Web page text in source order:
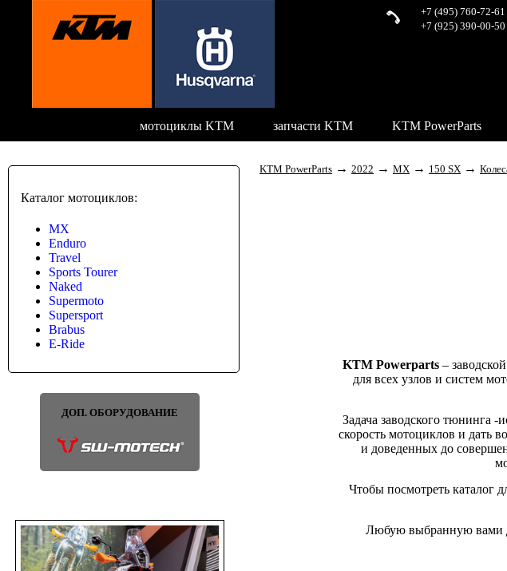
+7 (495) 760-72-61
+7 (925) 390-00-50
мотоциклы KTM запчасти KTM KTM PowerParts
Каталог мотоциклов:
MX
Enduro
Travel
Sports Tourer
Naked
Supermoto
Supersport
Brabus
E-Ride
ДОП. ОБОРУДОВАНИЕ
KTM PowerParts → 2022 → MX → 150 SX →
KTM Powerparts–
для всех узлов и систем
Задача заводского тюнинга
скорость мотоциклов и дать
и доведенных до
Чтобы посмотреть каталог
Любую выбранную вами